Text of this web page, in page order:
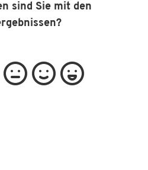
sind Sie mit den